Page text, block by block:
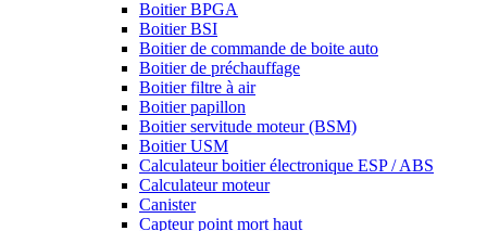
Boitier BPGA
Boitier BSI
Boitier de commande de boite auto
Boitier de préchauffage
Boitier filtre à air
Boitier papillon
Boitier servitude moteur (BSM)
Boitier USM
Calculateur boitier électronique ESP / ABS
Calculateur moteur
Canister
Capteur point mort haut